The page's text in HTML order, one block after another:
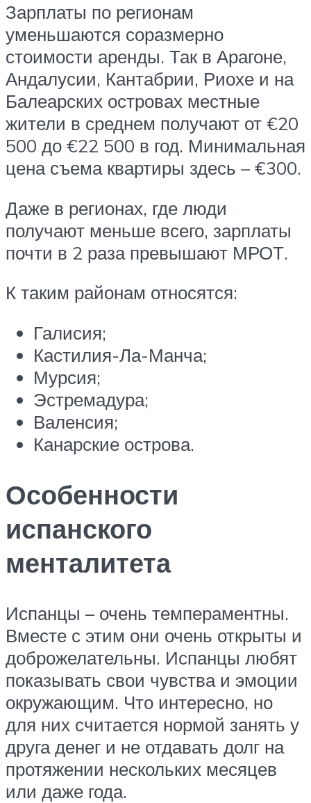
Зарплаты по регионам
уменьшаются соразмерно
стоимости аренды. Так в Арагоне,
Андалусии, Кантабрии, Риохе и на
Балеарских островах местные
жители в среднем получают от €20
500 до €22 500 в год. Минимальная
цена съема квартиры здесь – €300.
Даже в регионах, где люди
получают меньше всего, зарплаты
почти в 2 раза превышают МРОТ.
К таким районам относятся:
Галисия;
Кастилия-Ла-Манча;
Мурсия;
Эстремадура;
Валенсия;
Канарские острова.
Особенности
испанского
менталитета
Испанцы – очень темпераментны.
Вместе с этим они очень открыты и
доброжелательны. Испанцы любят
показывать свои чувства и эмоции
окружающим. Что интересно, но
для них считается нормой занять у
друга денег и не отдавать долг на
протяжении нескольких месяцев
или даже года.